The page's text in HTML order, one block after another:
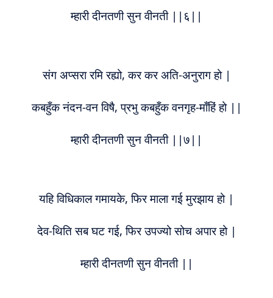
म्हारी दीनतणी सुन वीनती ||६||
संग अप्सरा रमि रह्यो, कर कर अति-अनुराग हो |
कबहुँक नंदन-वन विषै, प्रभु कबहुँक वनगृह-माँहिं हो ||
म्हारी दीनतणी सुन वीनती ||७||
यहि विधिकाल गमायके, फिर माला गई मुरझाय हो |
देव-थिति सब घट गई, फिर उपज्यो सोच अपार हो |
म्हारी दीनतणी सुन वीनती ||